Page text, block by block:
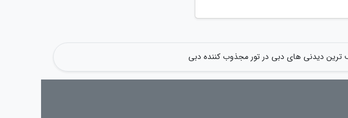
ترین دیدنی های دبی در تور مجذوب کننده دبی